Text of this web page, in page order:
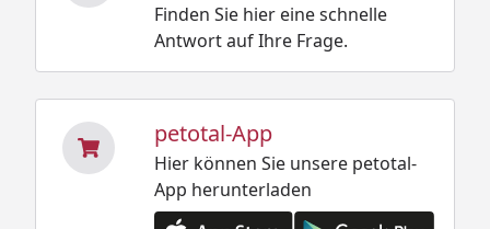
Finden Sie hier eine schnelle
Antwort auf Ihre Frage.
petotal-App
Hier können Sie unsere petotal-
App herunterladen